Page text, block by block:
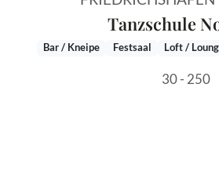
Tanzschule
Bar / Kneipe Festsaal Loft /
30 - 250